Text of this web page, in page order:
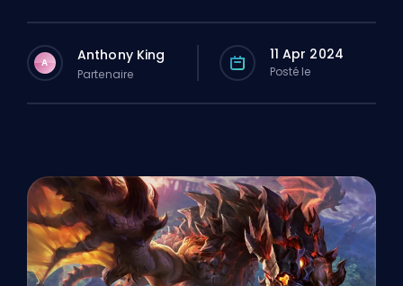
A Anthony King
Partenaire
11 Apr 2024
Posté le